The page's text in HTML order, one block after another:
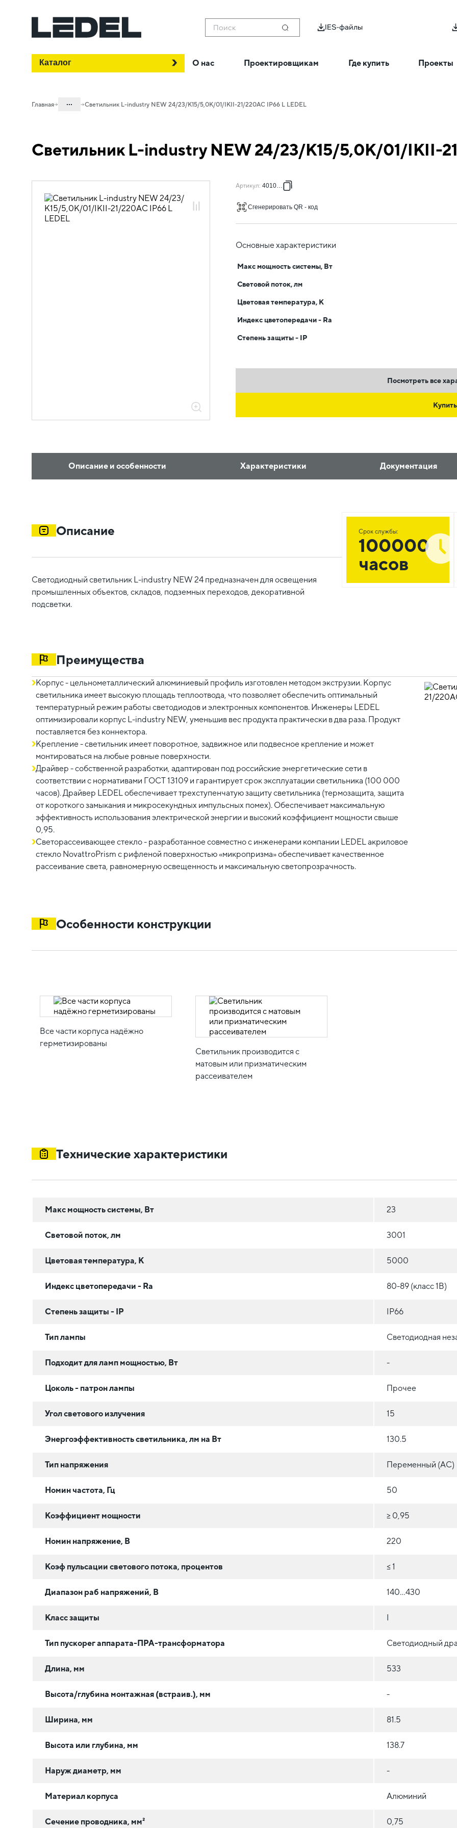
Поиск IES-файлы
Каталог О нас Проектировщикам Где купить Проекты
Главная ...
Проектное освещение LEDEL
L-industry NEW
Светильник L-industry NEW 24/23/К15/5,0К/01/IKII-21/220AC IP66 L LEDEL
Светильник L-industry NEW 24/23/К15/5,0К/01/IKII-
Артикул: 401021L
Сгенерировать QR - код
Основные характеристики
Макс мощность системы, Вт
Световой поток, лм
Цветовая температура, К
Индекс цветопередачи - Ra
Степень защиты - IP
Посмотреть все
Купить
Описание и особенности Характеристики Документация
Описание
Светодиодный светильник L-industry NEW 24 предназначен для освещения
промышленных объектов, складов, подземных переходов, декоративной
подсветки.
Срок службы:
100000
часов
Преимущества
Корпус - цельнометаллический алюминиевый профиль изготовлен методом экструзии. Корпус
светильника имеет высокую площадь теплоотвода, что позволяет обеспечить оптимальный
температурный режим работы светодиодов и электронных компонентов. Инженеры LEDEL
оптимизировали корпус L-industry NEW, уменьшив вес продукта практически в два раза. Продукт
поставляется без коннектора.
Крепление - светильник имеет поворотное, задвижное или подвесное крепление и может
монтироваться на любые ровные поверхности.
Драйвер - собственной разработки, адаптирован под российские энергетические сети в
соответствии с нормативами ГОСТ 13109 и гарантирует срок эксплуатации светильника (100 000
часов). Драйвер LEDEL обеспечивает трехступенчатую защиту светильника (термозащита, защита
от короткого замыкания и микросекундных импульсных помех). Обеспечивает максимальную
эффективность использования электрической энергии и высокий коэффициент мощности свыше
0,95.
Светорассеивающее стекло - разработанное совместно с инженерами компании LEDEL акриловое
стекло NovattroPrism с рифленой поверхностью «микропризма» обеспечивает качественное
рассеивание света, равномерную освещенность и максимальную светопрозрачность.
Особенности конструкции
Все части корпуса надёжно
герметизированы
Светильник производится с
матовым или призматическим
рассеивателем
Технические характеристики
Макс мощность системы, Вт 23
Световой поток, лм 3001
Цветовая температура, К 5000
Индекс цветопередачи - Ra 80-89 (класс 1B)
Степень защиты - IP IP66
Тип лампы Светодиодная
Подходит для ламп мощностью, Вт -
Цоколь - патрон лампы Прочее
Угол светового излучения 15
Энергоэффективность светильника, лм на Вт 130.5
Тип напряжения Переменный (AC)
Номин частота, Гц 50
Коэффициент мощности ≥ 0,95
Номин напряжение, В 220
Коэф пульсации светового потока, процентов ≤ 1
Диапазон раб напряжений, В 140...430
Класс защиты
Тип пускорег аппарата-ПРА-трансформатора Светодиодный
Длина, мм 533
Высота/глубина монтажная (встраив.), мм -
Ширина, мм 81.5
Высота или глубина, мм 138.7
Наруж диаметр, мм -
Материал корпуса Алюминий
Сечение проводника, мм² 0,75